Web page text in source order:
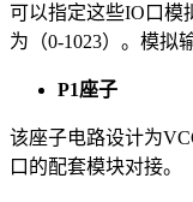
可以指定这些IO口模
为（0-1023）。模拟
P1座子
该座子电路设计为
口的配套模块对接。